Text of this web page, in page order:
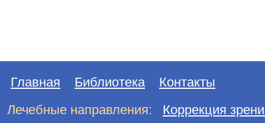
Главная Библиотека
Контакты
Лечебные направления:
Коррекция